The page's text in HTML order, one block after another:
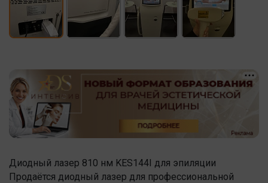
Диодный лазер 810 нм KES144I для эпиляции
Продаётся диодный лазер для профессиональной